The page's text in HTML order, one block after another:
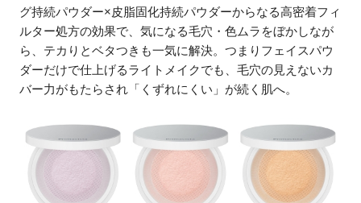
グ持続パウダー×皮脂固化持続パウダーからなる高密着フィ
ルター処方の効果で、気になる毛穴・色ムラをぼかしなが
ら、テカりとベタつきも一気に解決。つまりフェイスパウ
ダーだけで仕上げるライトメイクでも、毛穴の見えないカ
バー力がもたらされ「くずれにくい」が続く肌へ。